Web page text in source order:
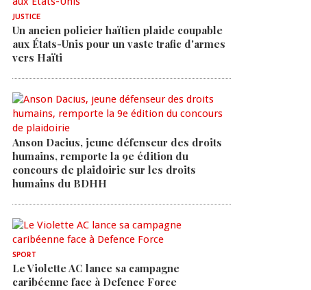
JUSTICE
Un ancien policier haïtien plaide coupable
aux États-Unis pour un vaste trafic d'armes
vers Haïti
Anson Dacius, jeune défenseur des droits
humains, remporte la 9e édition du
concours de plaidoirie sur les droits
humains du BDHH
SPORT
Le Violette AC lance sa campagne
caribéenne face à Defence Force